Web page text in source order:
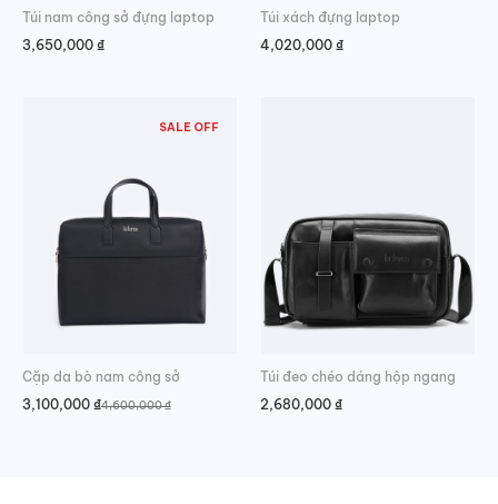
Túi nam công sở đựng laptop
3,650,000 ₫
Túi xách đựng laptop
4,020,000 ₫
SALE OFF
Cặp da bò nam công sở
4,600,000₫
Giá
3,100,000 ₫
Giá
Túi đeo chéo dáng hộp ngang
2,680,000 ₫